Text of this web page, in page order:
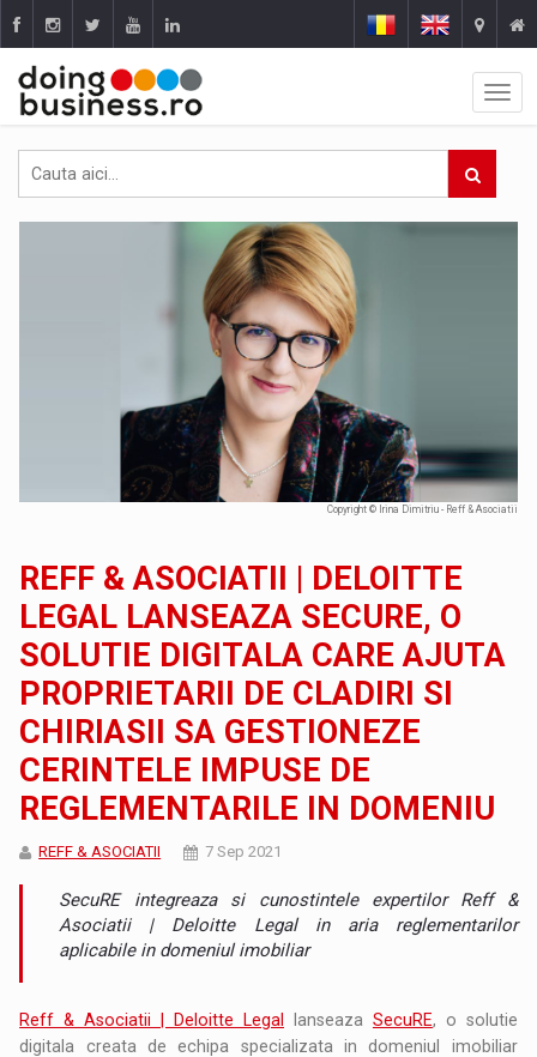
Copyright © Irina Dimitriu - Reff & Asociatii
REFF & ASOCIATII | DELOITTE
LEGAL LANSEAZA SECURE, O
SOLUTIE DIGITALA CARE AJUTA
PROPRIETARII DE CLADIRI SI
CHIRIASII SA GESTIONEZE
CERINTELE IMPUSE DE
REGLEMENTARILE IN DOMENIU
REFF & ASOCIATII 7 Sep 2021
SecuRE integreaza si cunostintele expertilor Reff &
Asociatii | Deloitte Legal in aria reglementarilor
aplicabile in domeniul imobiliar
Reff & Asociatii | Deloitte Legal lanseaza SecuRE, o solutie
digitala creata de echipa specializata in domeniul imobiliar